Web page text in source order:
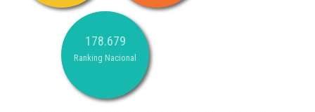
178.679
Ranking Nacional